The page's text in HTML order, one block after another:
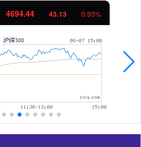
1134.24 11.37 1.01%